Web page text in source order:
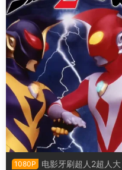
1080P
电影牙刷超人2超人大